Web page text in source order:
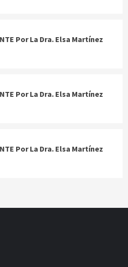
Por La Dra. Elsa Martínez
Por La Dra. Elsa Martínez
Por La Dra. Elsa Martínez